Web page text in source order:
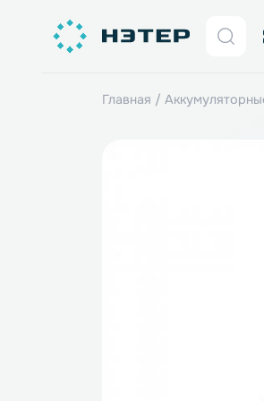
Главная /